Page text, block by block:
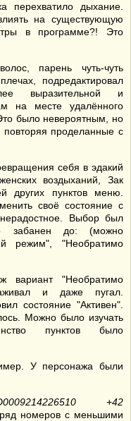
перехватило дыхание.
на существующую
в программе?! Это
парень чуть-чуть
подредактировал
выразительной и
на месте удалённого
было невероятным, но
проделанные с
себя в эдакий
воздыханий, Зак
других пунктов меню.
своё состояние с
Выбор был
забанен до: (можно
режим", "Необратимо
вариант "Необратимо
и даже пугал.
состояние "Активен".
Можно было изучать
пунктов было
У персонажа были
+42
номеров с меньшими